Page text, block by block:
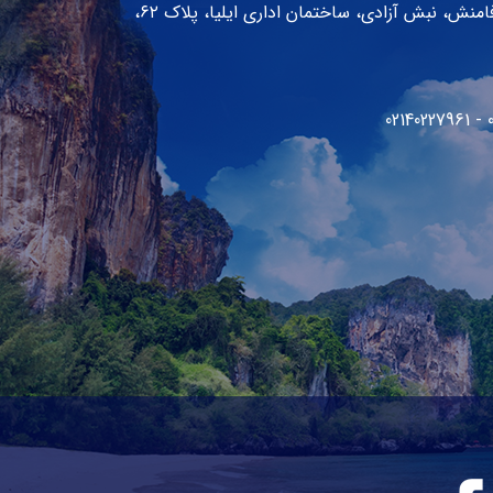
تهران، پاسداران، میدان هروی، خیابان وفا‌منش، نبش آزادی، ساختمان اداری ایلیا، پلاک ۶۲،